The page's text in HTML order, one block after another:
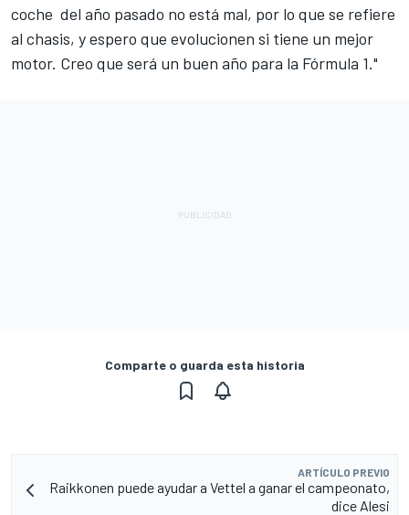
coche del año pasado no está mal, por lo que se refiere
al chasis, y espero que evolucionen si tiene un mejor
motor. Creo que será un buen año para la Fórmula 1."
Comparte o guarda esta historia
ARTÍCULO PREVIO
Raikkonen puede ayudar a Vettel a ganar el campeonato,
dice Alesi